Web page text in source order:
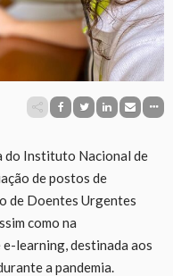
do Instituto Nacional de
de postos de
de Doentes Urgentes
como na
learning, destinada aos
a pandemia.